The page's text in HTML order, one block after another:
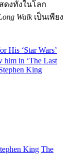
ดงทั้งในโลก
Walkเป็นเพียง
His ‘Star Wars’
him in ‘The Last
King
King The